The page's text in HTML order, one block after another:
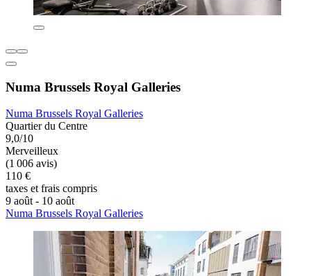
Numa Brussels Royal Galleries
Numa Brussels Royal Galleries
Quartier du Centre
9,0/10
Merveilleux
(1 006 avis)
110 €
taxes et frais compris
9 août - 10 août
Numa Brussels Royal Galleries